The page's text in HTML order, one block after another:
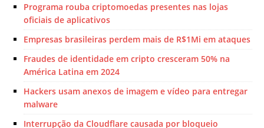
Programa rouba criptomoedas presentes nas lojas
oficiais de aplicativos
Empresas brasileiras perdem mais de R$1Mi em ataques
Fraudes de identidade em cripto cresceram 50% na
América Latina em 2024
Hackers usam anexos de imagem e vídeo para entregar
malware
Interrupção da Cloudflare causada por bloqueio